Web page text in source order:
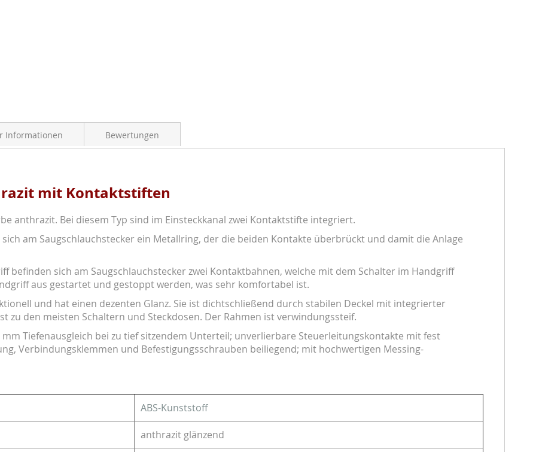
mit Kontaktstiften
anthrazit. Bei diesem Typ sind im Einsteckkanal zwei Kontaktstifte integriert.
am Saugschlauchstecker ein Metallring, der die beiden Kontakte überbrückt und damit die Anlage
befinden sich am Saugschlauchstecker zwei Kontaktbahnen, welche mit dem Schalter im Handgriff
aus gestartet und gestoppt werden, was sehr komfortabel ist.
und hat einen dezenten Glanz. Sie ist dichtschließend durch stabilen Deckel mit integrierter
zu den meisten Schaltern und Steckdosen. Der Rahmen ist verwindungssteif.
Tiefenausgleich bei zu tief sitzendem Unterteil; unverlierbare Steuerleitungskontakte mit fest
Verbindungsklemmen und Befestigungsschrauben beiliegend; mit hochwertigen Messing-
ABS-Kunststoff
anthrazit glänzend
Informationen Bewertungen